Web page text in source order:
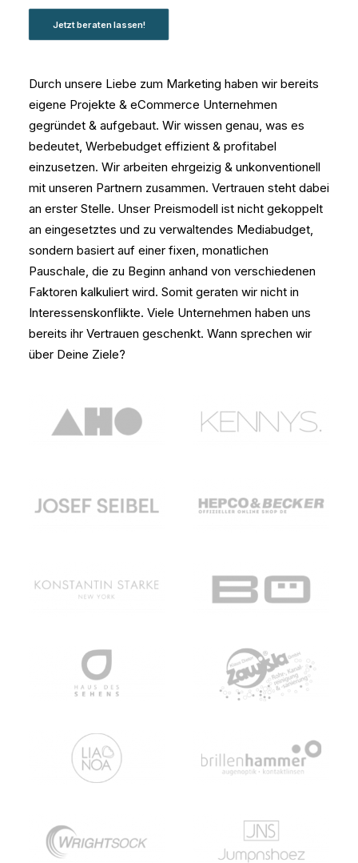
Jetzt beraten lassen!
Durch unsere Liebe zum Marketing haben wir bereits
eigene Projekte & eCommerce Unternehmen
gegründet & aufgebaut. Wir wissen genau, was es
bedeutet, Werbebudget effizient & profitabel
einzusetzen. Wir arbeiten ehrgeizig & unkonventionell
mit unseren Partnern zusammen. Vertrauen steht dabei
an erster Stelle. Unser Preismodell ist nicht gekoppelt
an eingesetztes und zu verwaltendes Mediabudget,
sondern basiert auf einer fixen, monatlichen
Pauschale, die zu Beginn anhand von verschiedenen
Faktoren kalkuliert wird. Somit geraten wir nicht in
Interessenskonflikte. Viele Unternehmen haben uns
bereits ihr Vertrauen geschenkt. Wann sprechen wir
über Deine Ziele?